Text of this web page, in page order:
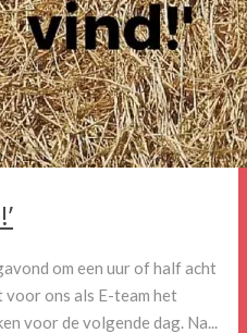
om een uur of half acht
ons als E-team het
voor de volgende dag. Na...